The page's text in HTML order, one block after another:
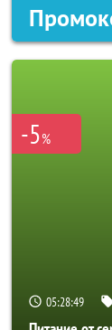
-5%
05:28:46